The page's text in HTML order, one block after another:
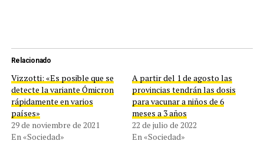
Relacionado
Vizzotti: «Es posible que se
detecte la variante Ómicron
rápidamente en varios
países»
29 de noviembre de 2021
En «Sociedad»
A partir del 1 de agosto las
provincias tendrán las dosis
para vacunar a niños de 6
meses a 3 años
22 de julio de 2022
En «Sociedad»